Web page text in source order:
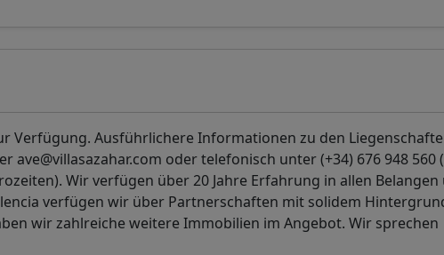
Verfügung. Ausführlichere Informationen zu den
oder telefonisch unter (+34) 676 948 560
Wir verfügen über 20 Jahre Erfahrung in allen Belangen
verfügen wir über Partnerschaften mit solidem
wir zahlreiche weitere Immobilien im Angebot. Wir sprechen